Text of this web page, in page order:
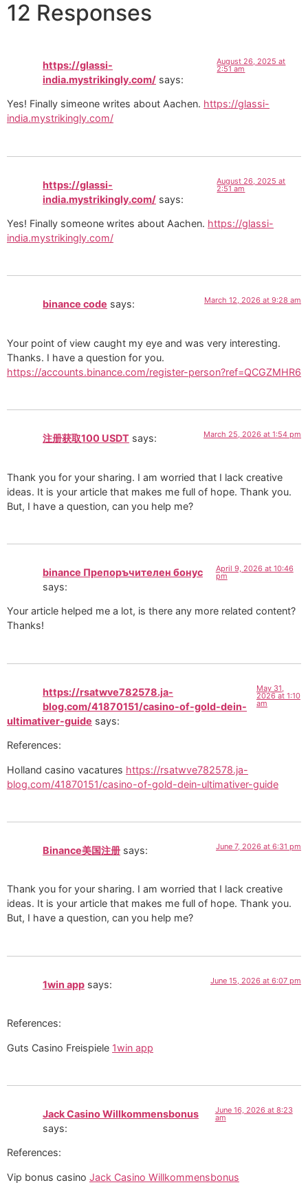
12 Responses
https://glassi-
india.mystrikingly.com/ says:
August 26, 2025 at
2:51 am
Yes! Finally simeone writes about Aachen. https://glassi-
india.mystrikingly.com/
https://glassi-
india.mystrikingly.com/ says:
August 26, 2025 at
2:51 am
Yes! Finally someone writes about Aachen. https://glassi-
india.mystrikingly.com/
binance code says: March 12, 2026 at 9:28 am
Your point of view caught my eye and was very interesting.
Thanks. I have a question for you.
https://accounts.binance.com/register-person?ref=QCGZMHR6
注册获取100 USDT says: March 25, 2026 at 1:54 pm
Thank you for your sharing. I am worried that I lack creative
ideas. It is your article that makes me full of hope. Thank you.
But, I have a question, can you help me?
binance Препоръчителен бонус
says:
April 9, 2026 at 10:46
pm
Your article helped me a lot, is there any more related content?
Thanks!
https://rsatwve782578.ja-
blog.com/41870151/casino-of-gold-dein-
ultimativer-guide says:
May 31,
2026 at 1:10
am
References:
Holland casino vacatures https://rsatwve782578.ja-
blog.com/41870151/casino-of-gold-dein-ultimativer-guide
Binance美国注册 says: June 7, 2026 at 6:31 pm
Thank you for your sharing. I am worried that I lack creative
ideas. It is your article that makes me full of hope. Thank you.
But, I have a question, can you help me?
1win app says: June 15, 2026 at 6:07 pm
References:
Guts Casino Freispiele 1win app
Jack Casino Willkommensbonus
says:
June 16, 2026 at 8:23
am
References:
Vip bonus casino Jack Casino Willkommensbonus